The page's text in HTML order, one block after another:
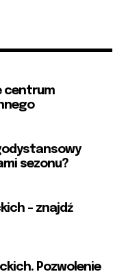
centrum
sezonu?
– znajdź
Pozwolenie